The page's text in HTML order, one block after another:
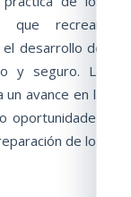
que recrean
desarrollo de
y seguro. La
avance en la
oportunidades
de los